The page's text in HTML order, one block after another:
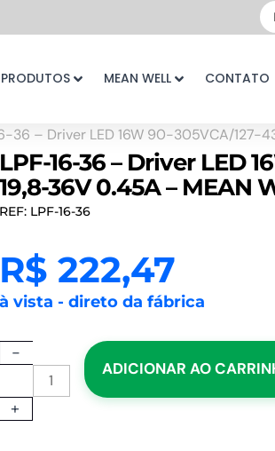
...
PRODUTOS MEAN WELL CONTATO
36 – Driver LED 16W 90-305VCA/127-
LPF-16-36 – Driver LED
19,8-36V 0.45A – MEAN
REF: LPF-16-36
R$ 222,47
à vista - direto da fábrica
-
LPF-
36
- +
ADICIONAR AO